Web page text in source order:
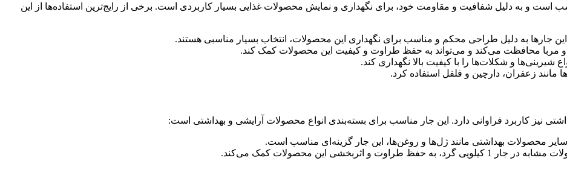
مناسب است و به دلیل شفافیت و مقاومت خود، برای نگهداری و نمایش محصولات غذایی بسیار کاربردی است. برخی از رایج‌ترین استفاده‌ها از این
جارها به دلیل طراحی محکم و مناسب برای نگهداری این محصولات، انتخاب بسیار مناسبی هستند.
شیرینی‌ها و شکلات‌ها را با کیفیت بالا نگهداری کند.
مانند زعفران، دارچین و فلفل استفاده کرد.
محصولات بهداشتی مانند ژل‌ها و روغن‌ها، این جار گزینه‌ای مناسب است.
و اثربخشی این محصولات کمک می‌کند.